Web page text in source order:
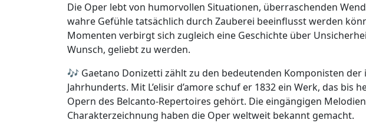
Die Oper lebt von humorvollen Situationen, überraschenden
wahre Gefühle tatsächlich durch Zauberei beeinflusst werden
Momenten verbirgt sich zugleich eine Geschichte über
Wunsch, geliebt zu werden.
🎶 Gaetano Donizetti zählt zu den bedeutenden Komponisten der
Jahrhunderts. Mit L’elisir d’amore schuf er 1832 ein Werk, das bis
Opern des Belcanto-Repertoires gehört. Die eingängigen
Charakterzeichnung haben die Oper weltweit bekannt gemacht.